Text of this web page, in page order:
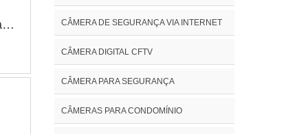
e
CÂMERA DE SEGURANÇA VIA INTERNET
CÂMERA DIGITAL CFTV
CÂMERA PARA SEGURANÇA
CÂMERAS PARA CONDOMÍNIO